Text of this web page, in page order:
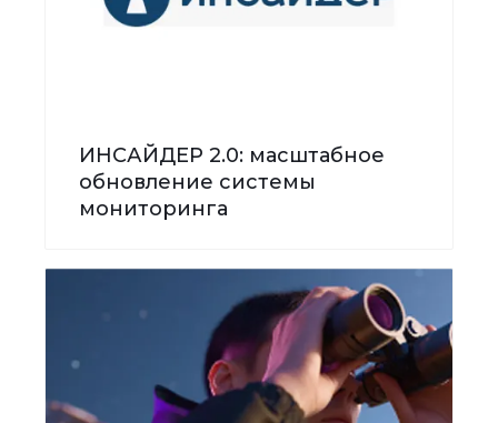
ИНСАЙДЕР 2.0: масштабное
обновление системы
мониторинга